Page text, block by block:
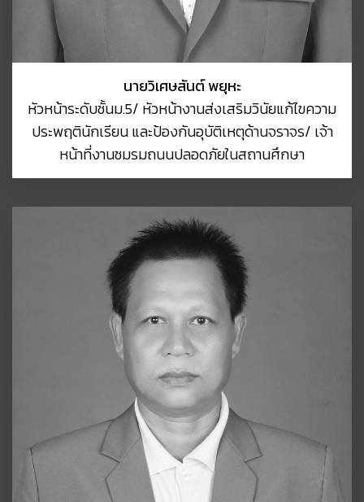
นายวิเศษสันต์ พยุหะ
หัวหน้าระดับชั้นม.5/ หัวหน้างานส่งเสริมวินัยแก้ไขความ
ประพฤตินักเรียน และป้องกันอุบัติเหตุด้านจราจร/ เจ้า
หน้าที่งานชมรมถนนปลอดภัยในสถานศึกษา